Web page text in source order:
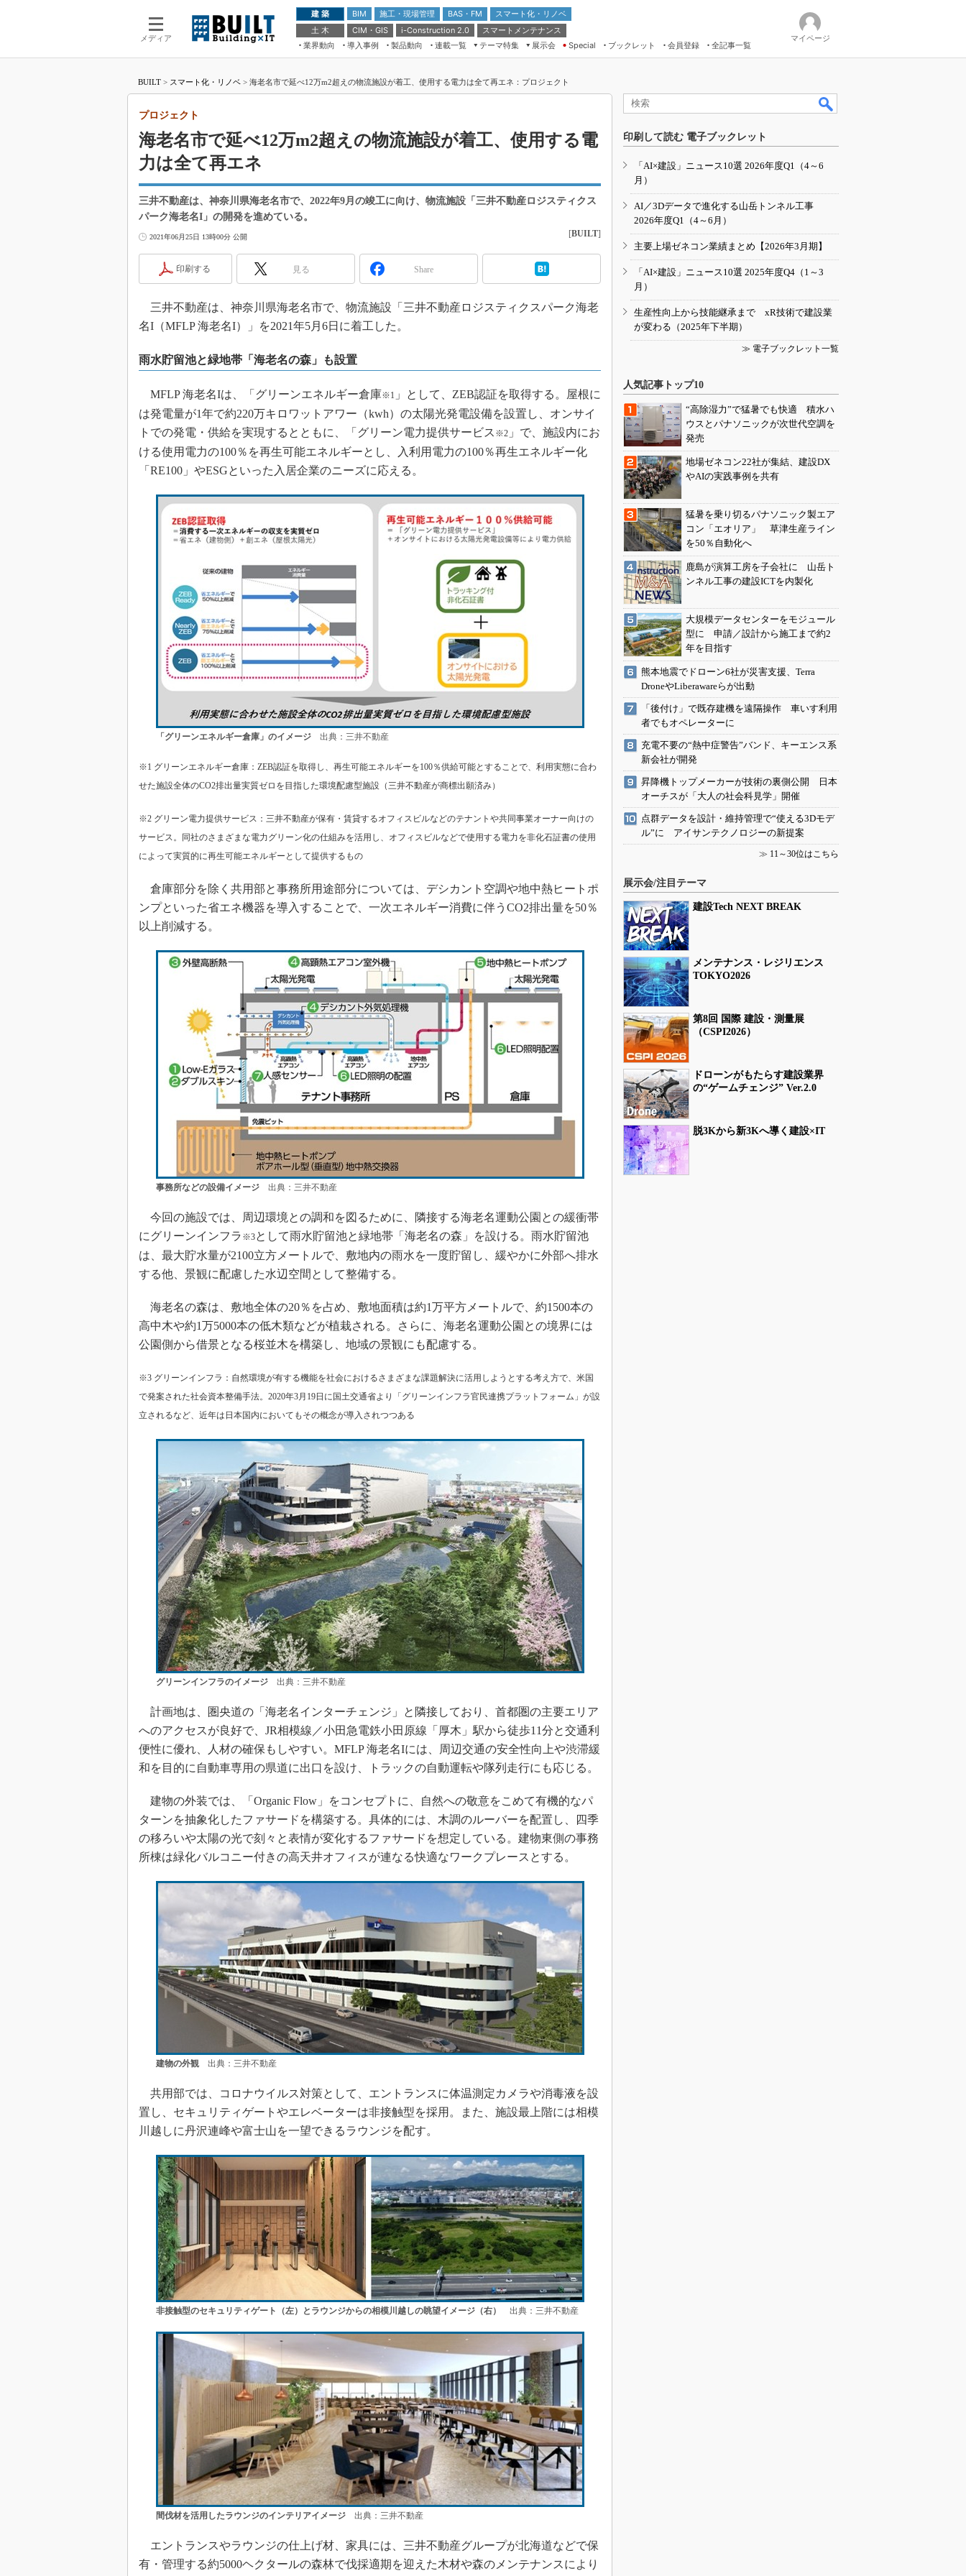
メディア
建 築 BIM 施工・現場管理 BAS・FM
スマート化・リノベ
土 木
CIM・GIS i-Construction 2.0
スマートメンテナンス
業界動向
導入事例 製品動向 連載一覧
テーマ特集
ドローンがもたらす建設業界の“ゲー
ムチェンジ” Ver.2.0
“Society5.0”時代のスマートビル
展示会
第8回 国際 建設・測量展
築・土木・不動産の先端技術展－
メンテナンス・レジリエンスOSAKA
IGAS2018
Special ブックレット 会員登録 全記事一覧
マイページ
BUILT > スマート化・リノベ > 海老名市で延べ12万m2超えの物流施設が着工、使用する電力は全て再エネ：プロジェクト
海老名市で延べ12万m2超えの物流施設が着工、使用する電
力は全て再エネ
プロジェクト
三井不動産は、神奈川県海老名市で、2022年9月の竣工に向け、物流施設「三井不動産ロジスティクス
パーク海老名I」の開発を進めている。
2021年06月25日 13時00分 公開 [BUILT]
印刷する 見る Share
三井不動産は、神奈川県海老名市で、物流施設「三井不動産ロジスティクスパーク海老
名I（MFLP 海老名I）」を2021年5月6日に着工した。
雨水貯留池と緑地帯「海老名の森」も設置
MFLP 海老名Iは、「グリーンエネルギー倉庫※1 」として、ZEB認証を取得する。屋根に
は発電量が1年で約220万キロワットアワー（kwh）の太陽光発電設備を設置し、オンサイ
トでの発電・供給を実現するとともに、「グリーン電力提供サービス ※2 」で、施設内にお
ける使用電力の100％を再生可能エネルギーとし、入利用電力の100％再生エネルギー化
「RE100」やESGといった入居企業のニーズに応える。
「グリーンエネルギー倉庫」のイメージ出典：三井不動産
※1 グリーンエネルギー倉庫：ZEB認証を取得し、再生可能エネルギーを100％供給可能とすることで、利用実態に合わ
せた施設全体のCO2排出量実質ゼロを目指した環境配慮型施設（三井不動産が商標出願済み）
※2 グリーン電力提供サービス：三井不動産が保有・賃貸するオフィスビルなどのテナントや共同事業オーナー向けの
サービス。同社のさまざまな電力グリーン化の仕組みを活用し、オフィスビルなどで使用する電力を非化石証書の使用
によって実質的に再生可能エネルギーとして提供するもの
倉庫部分を除く共用部と事務所用途部分については、デシカント空調や地中熱ヒートポ
ンプといった省エネ機器を導入することで、一次エネルギー消費に伴うCO2排出量を50％
以上削減する。
事務所などの設備イメージ出典：三井不動産
今回の施設では、周辺環境との調和を図るために、隣接する海老名運動公園との緩衝帯
にグリーンインフラ ※3として雨水貯留池と緑地帯「海老名の森」を設ける。雨水貯留池
は、最大貯水量が2100立方メートルで、敷地内の雨水を一度貯留し、緩やかに外部へ排水
する他、景観に配慮した水辺空間として整備する。
海老名の森は、敷地全体の20％を占め、敷地面積は約1万平方メートルで、約1500本の
高中木や約1万5000本の低木類などが植栽される。さらに、海老名運動公園との境界には
公園側から借景となる桜並木を構築し、地域の景観にも配慮する。
※3 グリーンインフラ：自然環境が有する機能を社会におけるさまざまな課題解決に活用しようとする考え方で、米国
で発案された社会資本整備手法。2020年3月19日に国土交通省より「グリーンインフラ官民連携プラットフォーム」が設
立されるなど、近年は日本国内においてもその概念が導入されつつある
グリーンインフラのイメージ出典：三井不動産
計画地は、圏央道の「海老名インターチェンジ」と隣接しており、首都圏の主要エリア
へのアクセスが良好で、JR相模線／小田急電鉄小田原線「厚木」駅から徒歩11分と交通利
便性に優れ、人材の確保もしやすい。MFLP 海老名Iには、周辺交通の安全性向上や渋滞緩
和を目的に自動車専用の県道に出口を設け、トラックの自動運転や隊列走行にも応じる。
建物の外装では、「Organic Flow」をコンセプトに、自然への敬意をこめて有機的なパ
ターンを抽象化したファサードを構築する。具体的には、木調のルーバーを配置し、四季
の移ろいや太陽の光で刻々と表情が変化するファサードを想定している。建物東側の事務
所棟は緑化バルコニー付きの高天井オフィスが連なる快適なワークプレースとする。
建物の外観出典：三井不動産
共用部では、コロナウイルス対策として、エントランスに体温測定カメラや消毒液を設
置し、セキュリティゲートやエレベーターは非接触型を採用。また、施設最上階には相模
川越しに丹沢連峰や富士山を一望できるラウンジを配す。
非接触型のセキュリティゲート（左）とラウンジからの相模川越しの眺望イメージ（右） 出典：三井不動産
間伐材を活用したラウンジのインテリアイメージ出典：三井不動産
エントランスやラウンジの仕上げ材、家具には、三井不動産グループが北海道などで保
有・管理する約5000ヘクタールの森林で伐採適期を迎えた木材や森のメンテナンスにより
印刷して読む 電子ブックレット
「AI×建設」ニュース10選 2026年度Q1（4～6
月）
AI／3Dデータで進化する山岳トンネル工事
2026年度Q1（4～6月）
主要上場ゼネコン業績まとめ【2026年3月期】
「AI×建設」ニュース10選 2025年度Q4（1～3
月）
生産性向上から技能継承まで xR技術で建設業
が変わる（2025年下半期）
≫ 電子ブックレット一覧
人気記事トップ10
“高除湿力”で猛暑でも快適 積水ハ
ウスとパナソニックが次世代空調を
発売
地場ゼネコン22社が集結、建設DX
やAIの実践事例を共有
猛暑を乗り切るパナソニック製エア
コン「エオリア」 草津生産ライン
を50％自動化へ
鹿島が演算工房を子会社に 山岳ト
ンネル工事の建設ICTを内製化
大規模データセンターをモジュール
型に 申請／設計から施工まで約2
年を目指す
熊本地震でドローン6社が災害支援、Terra
DroneやLiberawareらが出動
「後付け」で既存建機を遠隔操作 車いす利用
者でもオペレーターに
充電不要の“熱中症警告”バンド、キーエンス系
新会社が開発
昇降機トップメーカーが技術の裏側公開 日本
オーチスが「大人の社会科見学」開催
点群データを設計・維持管理で“使える3Dモデ
ル”に アイサンテクノロジーの新提案
≫ 11～30位はこちら
展示会/注目テーマ
建設Tech NEXT BREAK
メンテナンス・レジリエンス
TOKYO2026
第8回 国際 建設・測量展
（CSPI2026）
ドローンがもたらす建設業界
の“ゲームチェンジ” Ver.2.0
脱3Kから新3Kへ導く建設×IT